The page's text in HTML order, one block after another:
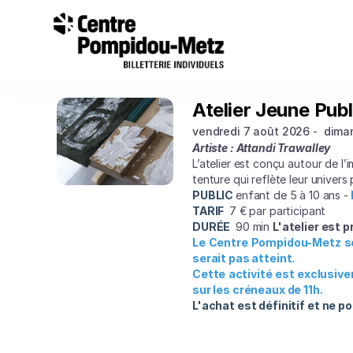
07.08.2026
Atelier
Jeune
Public
-
L'intention
Atelier Jeune
vendredi 7 août 2026
Artiste : Attandi Trawalley
L’atelier est conçu autour de
tenture qui reflète leur univers
PUBLIC enfant de 5 à 10 ans -
TARIF 7 € par participant
DURÉE 90 min L'atelier est
Le Centre Pompidou-Metz
serait pas atteint.
Cette activité est
sur les créneaux de 11h.
L'achat est définitif et ne